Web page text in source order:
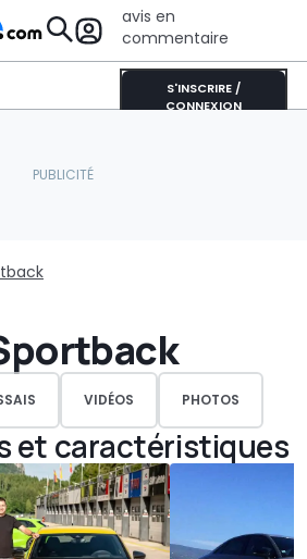
avis en
commentaire
S'INSCRIRE /
CONNEXION
VIDÉOS PHOTOS
et caractéristiques